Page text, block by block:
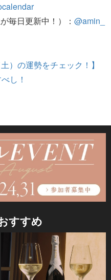
毎日更新中！）： @amin_
土）の運勢をチェック！】
し！
すすめ